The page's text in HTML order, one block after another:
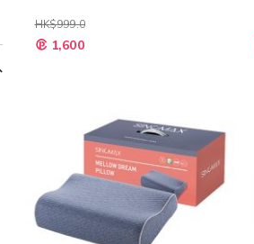
HK$999.0
特
殊 1,600